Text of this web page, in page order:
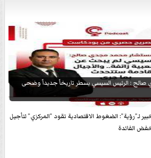
: الرئيس السيسي يسطر تاريخاً جديداً وضحى
لـ”رؤية”: الضغوط الاقتصادية تقود ”المركزي” لتأجيل
الفائدة